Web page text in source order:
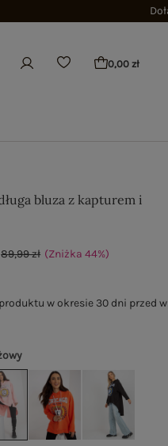
0,00 zł
bluza z kapturem i
89,99 zł (Zniżka44%)
w okresie 30 dni przed